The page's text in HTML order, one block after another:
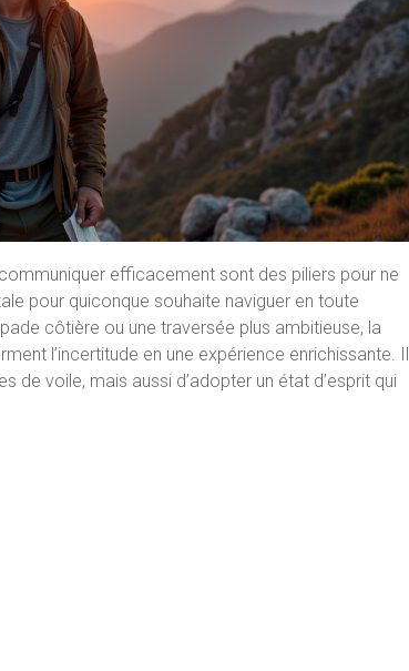
efficacement sont des piliers pour ne
pour quiconque souhaite naviguer en toute
côtière ou une traversée plus ambitieuse, la
l’incertitude en une expérience enrichissante. Il
de voile, mais aussi d’adopter un état d’esprit qui